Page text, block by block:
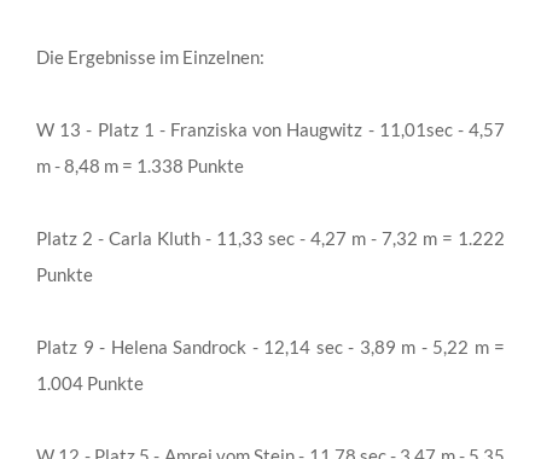
Die Ergebnisse im Einzelnen:
W 13 - Platz 1 - Franziska von Haugwitz - 11,01sec - 4,57
m - 8,48 m = 1.338 Punkte
Platz 2 - Carla Kluth - 11,33 sec - 4,27 m - 7,32 m = 1.222
Punkte
Platz 9 - Helena Sandrock - 12,14 sec - 3,89 m - 5,22 m =
1.004 Punkte